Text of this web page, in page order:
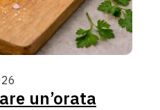
un’orata